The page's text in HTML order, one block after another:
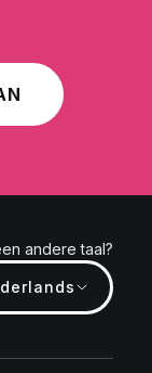
andere taal?